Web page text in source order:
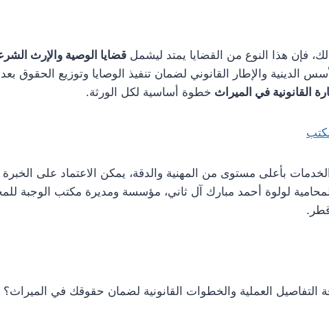
فإن هذا النوع من القضايا يمتد ليشمل قضايا الوصية والإرث
الدينية والإطار القانوني لضمان تنفيذ الوصايا وتوزيع الحقوق
القانونية في الميراث خطوة أساسية لكل الورثة.
بأعلى مستوى من المهنية والدقة، يمكن الاعتماد على الخبرة
لولوة أحمد مبارك آل ثاني، مؤسسة ومديرة مكتب الوجبة
قطر.
التفاصيل العملية والخطوات القانونية لضمان حقوقك في الميراث؟